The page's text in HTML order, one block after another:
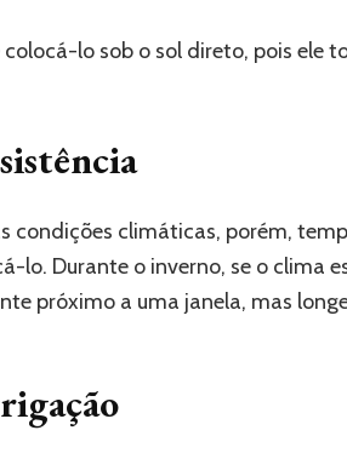
lo sob o sol direto, pois ele
condições climáticas, porém,
lo. Durante o inverno, se o clima
próximo a uma janela, mas